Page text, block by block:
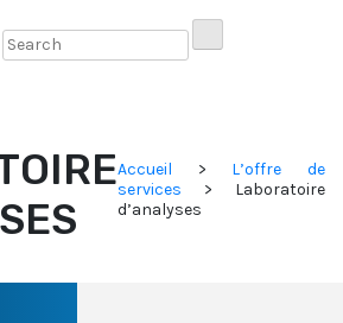
Accueil >
L’offre de
services
>
Laboratoire
d’analyses